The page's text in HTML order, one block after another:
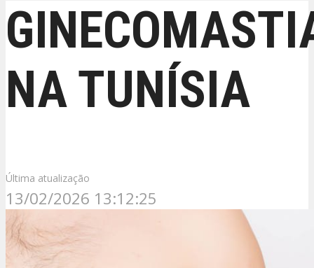
NA TUNÍSIA
Última atualização
13/02/2026 13:12:25